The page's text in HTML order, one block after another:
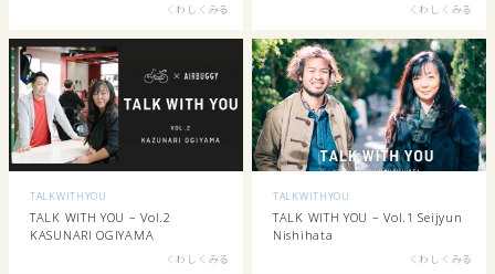
くわしくみる くわしくみる
TALKWITHYOU
TALK WITH YOU – Vol.2
KASUNARI OGIYAMA
くわしくみる
TALKWITHYOU
TALK WITH YOU – Vol.1 Seijyun
Nishihata
くわしくみる